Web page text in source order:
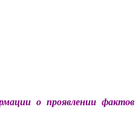
о проявлении фактов